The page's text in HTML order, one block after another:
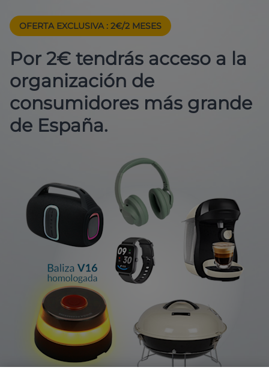
OFERTA EXCLUSIVA : 2€/2 MESES
Por 2€ tendrás acceso a la
organización de
consumidores más grande
de España.